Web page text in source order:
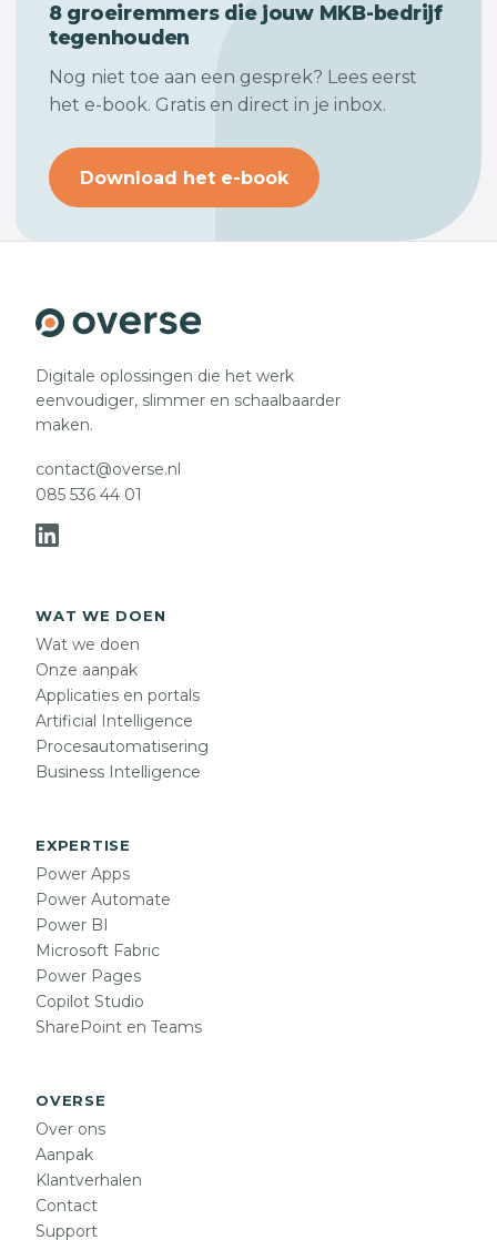
8 groeiremmers die jouw MKB-bedrijf
tegenhouden
Nog niet toe aan een gesprek? Lees eerst
het e-book. Gratis en direct in je inbox.
Download het e-book
Digitale oplossingen die het werk
eenvoudiger, slimmer en schaalbaarder
maken.
contact@overse.nl
085 536 44 01
WAT WE DOEN
Wat we doen
Onze aanpak
Applicaties en portals
Artificial Intelligence
Procesautomatisering
Business Intelligence
EXPERTISE
Power Apps
Power Automate
Power BI
Microsoft Fabric
Power Pages
Copilot Studio
SharePoint en Teams
OVERSE
Over ons
Aanpak
Klantverhalen
Contact
Support